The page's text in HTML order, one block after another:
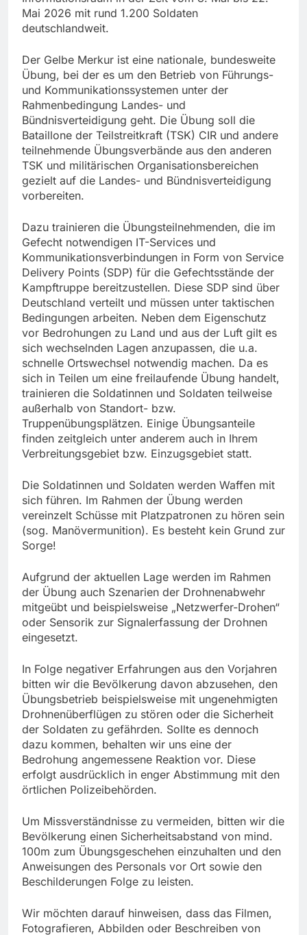
Mai 2026 mit rund 1.200 Soldaten
deutschlandweit.
Der Gelbe Merkur ist eine nationale, bundesweite
Übung, bei der es um den Betrieb von Führungs-
und Kommunikationssystemen unter der
Rahmenbedingung Landes- und
Bündnisverteidigung geht. Die Übung soll die
Bataillone der Teilstreitkraft (TSK) CIR und andere
teilnehmende Übungsverbände aus den anderen
TSK und militärischen Organisationsbereichen
gezielt auf die Landes- und Bündnisverteidigung
vorbereiten.
Dazu trainieren die Übungsteilnehmenden, die im
Gefecht notwendigen IT-Services und
Kommunikationsverbindungen in Form von Service
Delivery Points (SDP) für die Gefechtsstände der
Kampftruppe bereitzustellen. Diese SDP sind über
Deutschland verteilt und müssen unter taktischen
Bedingungen arbeiten. Neben dem Eigenschutz
vor Bedrohungen zu Land und aus der Luft gilt es
sich wechselnden Lagen anzupassen, die u.a.
schnelle Ortswechsel notwendig machen. Da es
sich in Teilen um eine freilaufende Übung handelt,
trainieren die Soldatinnen und Soldaten teilweise
außerhalb von Standort- bzw.
Truppenübungsplätzen. Einige Übungsanteile
finden zeitgleich unter anderem auch in Ihrem
Verbreitungsgebiet bzw. Einzugsgebiet statt.
Die Soldatinnen und Soldaten werden Waffen mit
sich führen. Im Rahmen der Übung werden
vereinzelt Schüsse mit Platzpatronen zu hören sein
(sog. Manövermunition). Es besteht kein Grund zur
Sorge!
Aufgrund der aktuellen Lage werden im Rahmen
der Übung auch Szenarien der Drohnenabwehr
mitgeübt und beispielsweise „Netzwerfer-Drohen“
oder Sensorik zur Signalerfassung der Drohnen
eingesetzt.
In Folge negativer Erfahrungen aus den Vorjahren
bitten wir die Bevölkerung davon abzusehen, den
Übungsbetrieb beispielsweise mit ungenehmigten
Drohnenüberflügen zu stören oder die Sicherheit
der Soldaten zu gefährden. Sollte es dennoch
dazu kommen, behalten wir uns eine der
Bedrohung angemessene Reaktion vor. Diese
erfolgt ausdrücklich in enger Abstimmung mit den
örtlichen Polizeibehörden.
Um Missverständnisse zu vermeiden, bitten wir die
Bevölkerung einen Sicherheitsabstand von mind.
100m zum Übungsgeschehen einzuhalten und den
Anweisungen des Personals vor Ort sowie den
Beschilderungen Folge zu leisten.
Wir möchten darauf hinweisen, dass das Filmen,
Fotografieren, Abbilden oder Beschreiben von